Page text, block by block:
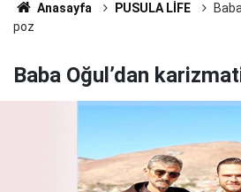
Anasayfa PUSULA LİFE
poz
Baba Oğul’dan